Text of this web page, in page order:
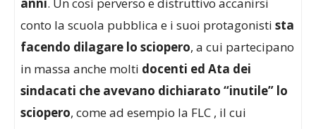
conto la scuola pubblica e i suoi protagonisti sta
facendo dilagare lo sciopero, a cui partecipano
in massa anche molti docenti ed Ata dei
sindacati che avevano dichiarato “inutile” lo
sciopero, come ad esempio la FLC , il cui